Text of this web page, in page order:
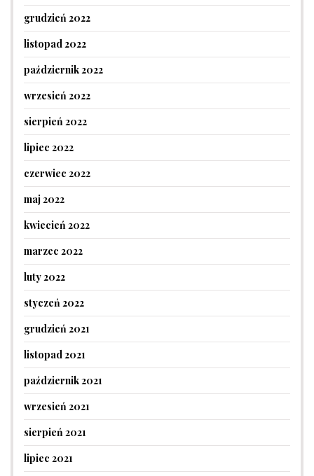
grudzień 2022
listopad 2022
październik 2022
wrzesień 2022
sierpień 2022
lipiec 2022
czerwiec 2022
maj 2022
kwiecień 2022
marzec 2022
luty 2022
styczeń 2022
grudzień 2021
listopad 2021
październik 2021
wrzesień 2021
sierpień 2021
lipiec 2021